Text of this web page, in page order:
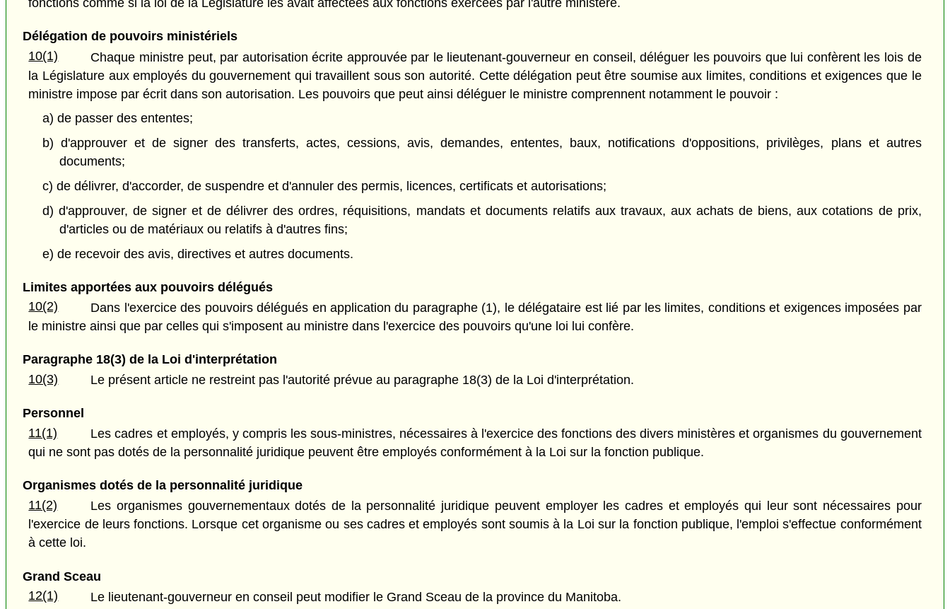
fonctions comme si la loi de la Législature les avait affectées aux fonctions exercées par l'autre ministère.
Délégation de pouvoirs ministériels
10(1)
Chaque ministre peut, par autorisation écrite approuvée par le lieutenant-gouverneur en conseil, déléguer les pouvoirs que lui confèrent les lois de
la Législature aux employés du gouvernement qui travaillent sous son autorité. Cette délégation peut être soumise aux limites, conditions et exigences que le
ministre impose par écrit dans son autorisation. Les pouvoirs que peut ainsi déléguer le ministre comprennent notamment le pouvoir :
a) de passer des ententes;
b) d'approuver et de signer des transferts, actes, cessions, avis, demandes, ententes, baux, notifications d'oppositions, privilèges, plans et autres
documents;
c) de délivrer, d'accorder, de suspendre et d'annuler des permis, licences, certificats et autorisations;
d) d'approuver, de signer et de délivrer des ordres, réquisitions, mandats et documents relatifs aux travaux, aux achats de biens, aux cotations de prix,
d'articles ou de matériaux ou relatifs à d'autres fins;
e) de recevoir des avis, directives et autres documents.
Limites apportées aux pouvoirs délégués
10(2)
Dans l'exercice des pouvoirs délégués en application du paragraphe (1), le délégataire est lié par les limites, conditions et exigences imposées par
le ministre ainsi que par celles qui s'imposent au ministre dans l'exercice des pouvoirs qu'une loi lui confère.
Paragraphe 18(3) de la Loi d'interprétation
10(3)
Le présent article ne restreint pas l'autorité prévue au paragraphe 18(3) de la Loi d'interprétation.
Personnel
11(1)
Les cadres et employés, y compris les sous-ministres, nécessaires à l'exercice des fonctions des divers ministères et organismes du gouvernement
qui ne sont pas dotés de la personnalité juridique peuvent être employés conformément à la Loi sur la fonction publique.
Organismes dotés de la personnalité juridique
11(2)
Les organismes gouvernementaux dotés de la personnalité juridique peuvent employer les cadres et employés qui leur sont nécessaires pour
l'exercice de leurs fonctions. Lorsque cet organisme ou ses cadres et employés sont soumis à la Loi sur la fonction publique, l'emploi s'effectue conformément
à cette loi.
Grand Sceau
12(1)
Le lieutenant-gouverneur en conseil peut modifier le Grand Sceau de la province du Manitoba.